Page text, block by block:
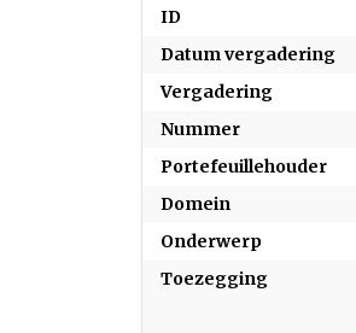
ID
Datum vergadering
Vergadering
Nummer
Portefeuillehouder
Domein
Onderwerp
Toezegging